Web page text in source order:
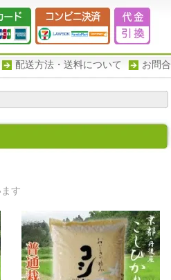
配送方法・送料について お問
す